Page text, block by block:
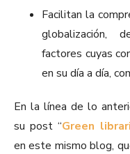
Facilitan la
globalización,
factores cuyas
en su día a día,
En la línea de lo
su post “Green
en este mismo blog,